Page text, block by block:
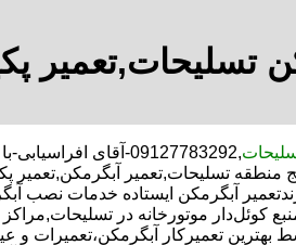
تسلیحات,تعمیر
,09127783292-آقای
منطقه تسلیحات,تعمیر
آبگرمکن ایستاده خدمات نصب
کوئل‌دار موتورخانه در
تعمیرکار آبگرمکن،تعمیرات